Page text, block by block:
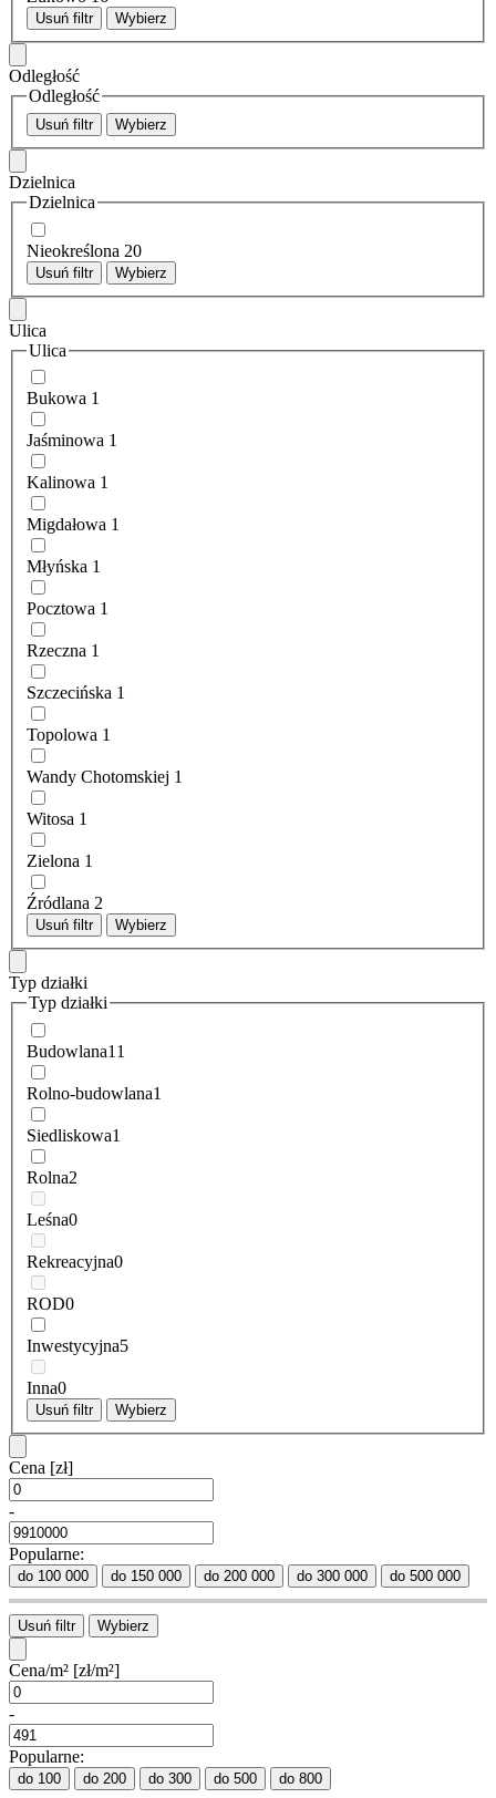
Usuń filtr Wybierz
Odległość
Odległość
Usuń filtr Wybierz
Dzielnica
Dzielnica
Nieokreślona 20
Usuń filtr Wybierz
Ulica
Ulica
Bukowa 1
Jaśminowa 1
Kalinowa 1
Migdałowa 1
Młyńska 1
Pocztowa 1
Rzeczna 1
Szczecińska 1
Topolowa 1
Wandy Chotomskiej 1
Witosa 1
Zielona 1
Źródlana 2
Usuń filtr Wybierz
Typ działki
Typ działki
Budowlana11
Rolno-budowlana1
Siedliskowa1
Rolna2
Leśna0
Rekreacyjna0
ROD0
Inwestycyjna5
Inna0
Usuń filtr Wybierz
Cena [zł]
-
Popularne:
do 100 000 do 150 000 do 200 000 do 300 000 do 500 000
Usuń filtr Wybierz
Cena/m² [zł/m²]
-
Popularne:
do 100 do 200 do 300 do 500 do 800